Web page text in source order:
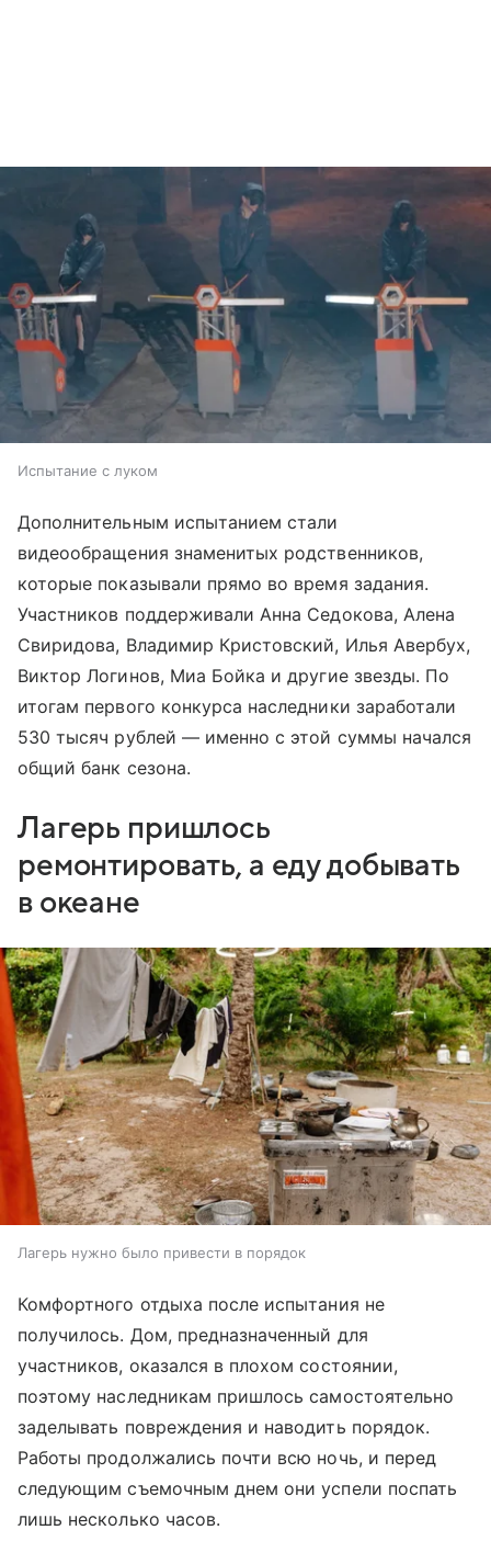
Испытание с луком
Дополнительным испытанием стали
видеообращения знаменитых родственников,
которые показывали прямо во время задания.
Участников поддерживали Анна Седокова, Алена
Свиридова, Владимир Кристовский, Илья Авербух,
Виктор Логинов, Миа Бойка и другие звезды. По
итогам первого конкурса наследники заработали
530 тысяч рублей — именно с этой суммы начался
общий банк сезона.
Лагерь пришлось
ремонтировать, а еду добывать
в океане
Лагерь нужно было привести в порядок
Комфортного отдыха после испытания не
получилось. Дом, предназначенный для
участников, оказался в плохом состоянии,
поэтому наследникам пришлось самостоятельно
заделывать повреждения и наводить порядок.
Работы продолжались почти всю ночь, и перед
следующим съемочным днем они успели поспать
лишь несколько часов.